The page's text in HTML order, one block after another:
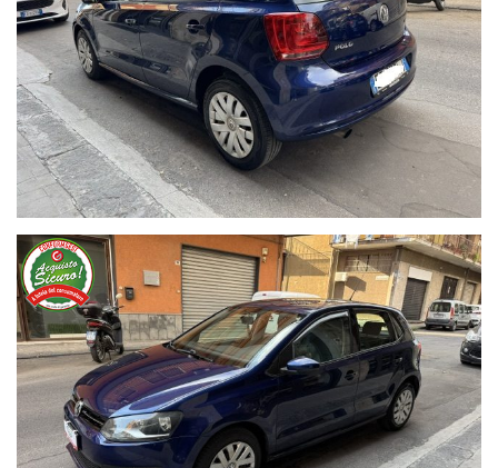
Radio CD
Bracciolo
Computer di Bordo
Fendinebbia
Libretto Uso e Manutenzione Service
....
Rivenditore GM Auto
Vedi Più FOTO Anche Su www gmauto .it